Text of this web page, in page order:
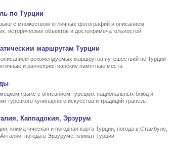
по Турции
с множеством отличных фотографий и описанием
исторических объектов и достопримечательностей
маршрутам Турции
рекомендуемых маршрутов путешествий по Турции -
и раннехристианские памятные места
языке с описанием турецких национальных блюд и
турецкого кулинарного искусства и традиций трапезы
Каппадокия, Эрзурум
климатическая и погодная карта Турции, погода в Стамбуле,
погода в Эрзуруме, климат Турции